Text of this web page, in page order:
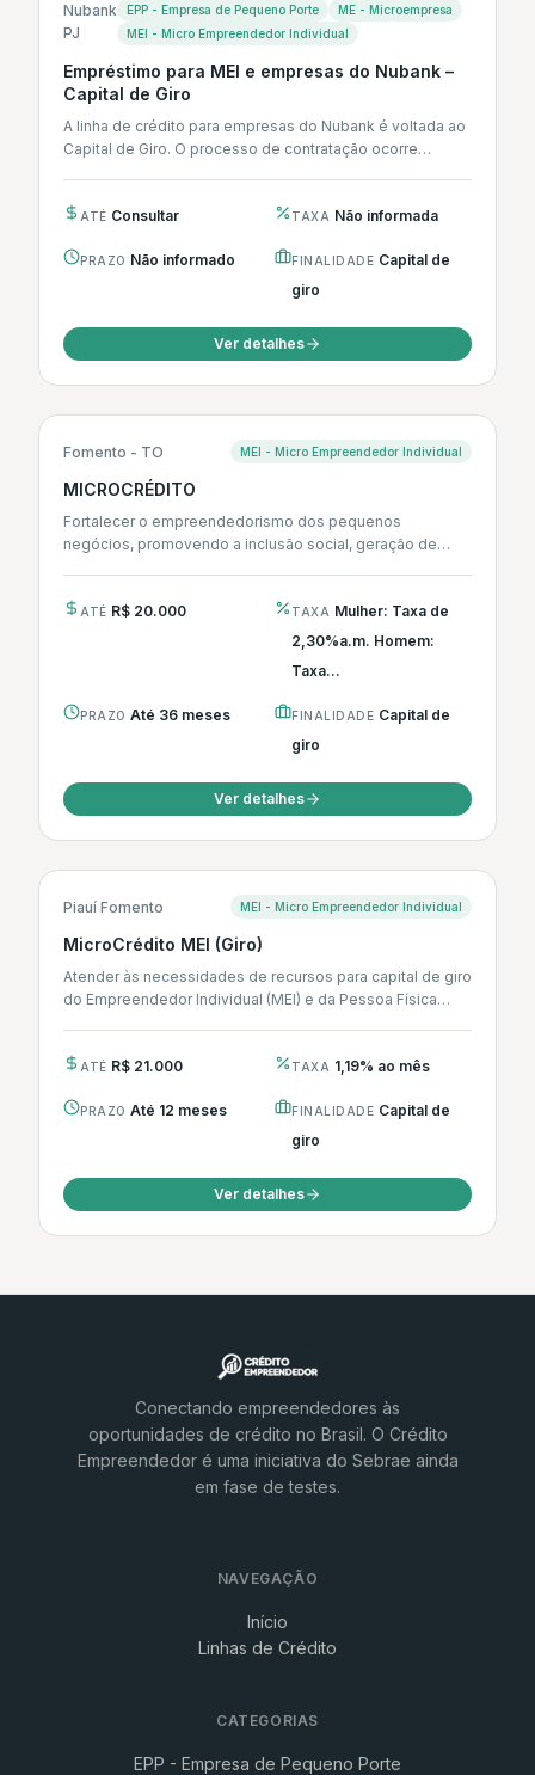
Nubank
PJ
EPP - Empresa de Pequeno Porte
ME - Microempresa
MEI - Micro Empreendedor Individual
Empréstimo para MEI e empresas do Nubank –
Capital de Giro
A linha de crédito para empresas do Nubank é voltada ao
Capital de Giro. O processo de contratação ocorre
ATÉ Consultar TAXA Não informada
PRAZO Não informado FINALIDADE Capital de
giro
Ver detalhes
Fomento - TO MEI - Micro Empreendedor Individual
MICROCRÉDITO
Fortalecer o empreendedorismo dos pequenos
negócios, promovendo a inclusão social, geração de
ATÉ R$ 20.000 TAXA Mulher: Taxa de
2,30%a.m. Homem:
Taxa...
PRAZO Até 36 meses FINALIDADE Capital de
giro
Ver detalhes
Piauí Fomento MEI - Micro Empreendedor Individual
MicroCrédito MEI (Giro)
Atender às necessidades de recursos para capital de giro
do Empreendedor Individual (MEI) e da Pessoa Física
ATÉ R$ 21.000 TAXA 1,19% ao mês
PRAZO Até 12 meses FINALIDADE Capital de
giro
Ver detalhes
Conectando empreendedores às
oportunidades de crédito no Brasil. O Crédito
Empreendedor é uma iniciativa do Sebrae ainda
em fase de testes.
NAVEGAÇÃO
Início
Linhas de Crédito
CATEGORIAS
EPP - Empresa de Pequeno Porte